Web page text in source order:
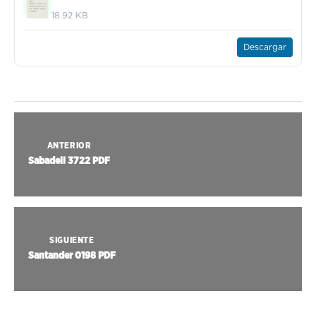
18.92 KB
Descargar
ANTERIOR
Sabadell 3722 PDF
SIGUIENTE
Santander 0198 PDF